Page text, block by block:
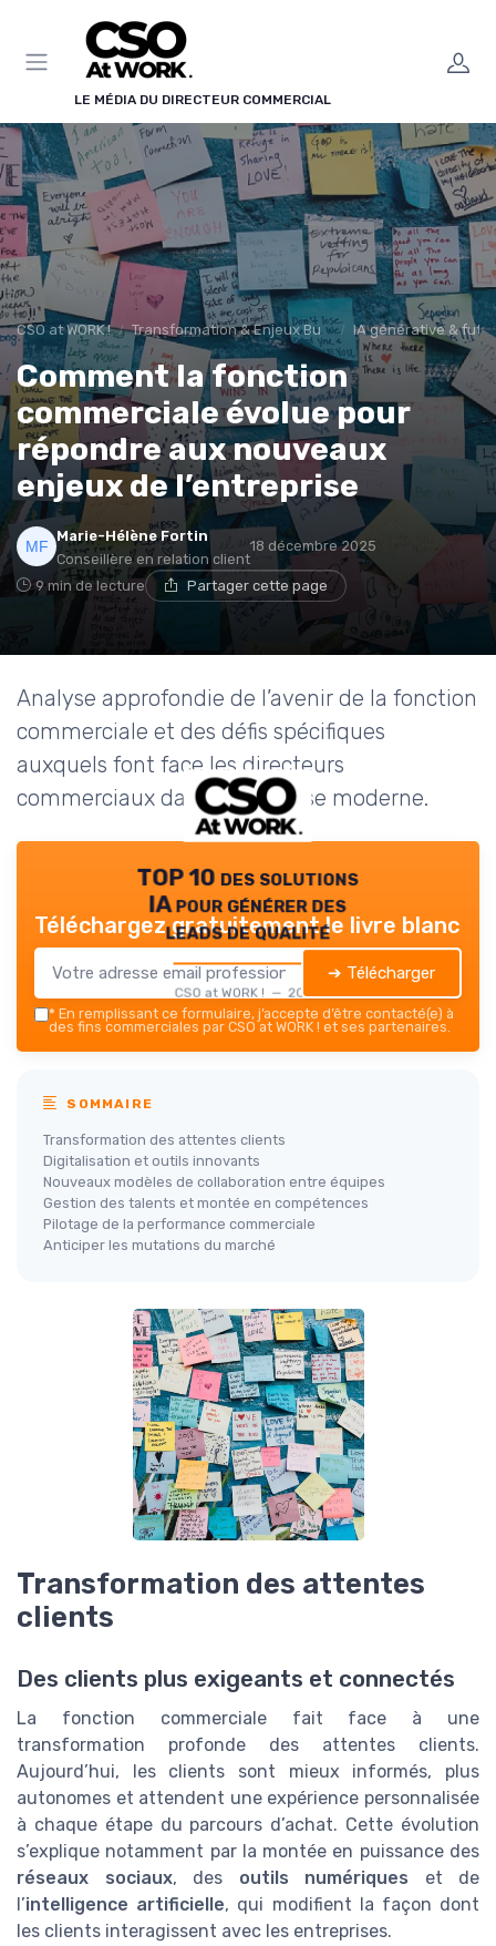
LE MÉDIA DU DIRECTEUR COMMERCIAL
CSO at WORK ! Transformation & Enjeux Business IA générative &
Comment la fonction
commerciale évolue pour
répondre aux nouveaux
enjeux de l’entreprise
Marie-Hélène Fortin
Conseillère en relation client
18 décembre 2025
9 min de lecture Partager cette page
Analyse approfondie de l’avenir de la fonction
commerciale et des défis spécifiques
auxquels font face les directeurs
commerciaux dans l’entreprise moderne.
TOP 10 des solutions
IA pour générer des
leads de qualité
CSO at WORK ! — 2026
Téléchargez gratuitement le livre blanc
➔ Télécharger
* En remplissant ce formulaire, j’accepte d’être contacté(e) à
des fins commerciales par CSO at WORK ! et ses partenaires.
SOMMAIRE
Transformation des attentes clients
Digitalisation et outils innovants
Nouveaux modèles de collaboration entre équipes
Gestion des talents et montée en compétences
Pilotage de la performance commerciale
Anticiper les mutations du marché
Transformation des attentes
clients
Des clients plus exigeants et connectés
La fonction commerciale fait face à une
transformation profonde des attentes clients.
Aujourd’hui, les clients sont mieux informés, plus
autonomes et attendent une expérience personnalisée
à chaque étape du parcours d’achat. Cette évolution
s’explique notamment par la montée en puissance des
réseaux sociaux, des outils numériques et de
l’intelligence artificielle, qui modifient la façon dont
les clients interagissent avec les entreprises.